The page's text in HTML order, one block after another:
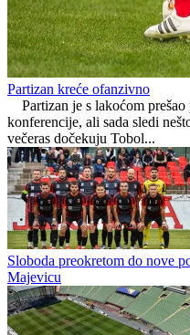
Nikola Vasiljević se vratio u
Administrator DC
0 0